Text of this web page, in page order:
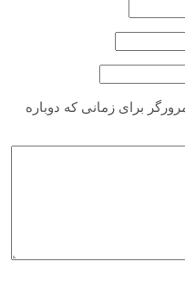
برای زمانی که دوباره